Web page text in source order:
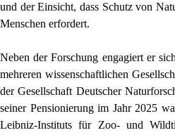
und der Einsicht, dass Schutz von
Menschen erfordert.
Neben der Forschung engagiert er
mehreren wissenschaftlichen
der Gesellschaft Deutscher
seiner Pensionierung im Jahr 2025
Leibniz-Instituts für Zoo- und